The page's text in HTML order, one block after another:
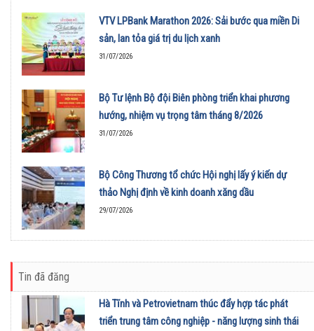
VTV LPBank Marathon 2026: Sải bước qua miền Di
sản, lan tỏa giá trị du lịch xanh
31/07/2026
Bộ Tư lệnh Bộ đội Biên phòng triển khai phương
hướng, nhiệm vụ trọng tâm tháng 8/2026
31/07/2026
Bộ Công Thương tổ chức Hội nghị lấy ý kiến dự
thảo Nghị định về kinh doanh xăng dầu
29/07/2026
Tin đã đăng
Hà Tĩnh và Petrovietnam thúc đẩy hợp tác phát
triển trung tâm công nghiệp - năng lượng sinh thái